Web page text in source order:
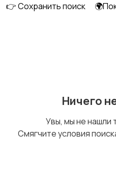
👉 Сохранить поиск
Ничего
Увы, мы не нашли
Смягчите условия